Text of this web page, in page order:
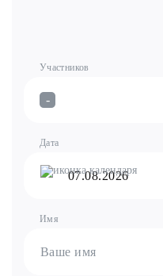
Участников
-
Дата
Имя